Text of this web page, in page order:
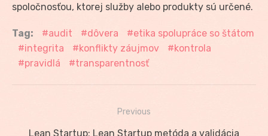
spoločnosťou, ktorej služby alebo produkty sú určené.
Tag: audit dôvera
etika spolupráce so štátom
integrita
konflikty záujmov
kontrola
pravidlá
transparentnosť
Navigácia
Previous
Previous
Lean Startup: Lean Startup metóda a validácia